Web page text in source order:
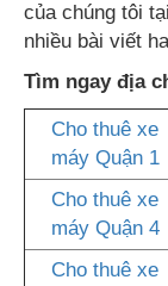
của chúng tôi tại
nhiều bài viết
Tìm ngay địa
Cho thuê xe
máy Quận 1
Cho thuê xe
máy Quận 4
Cho thuê xe